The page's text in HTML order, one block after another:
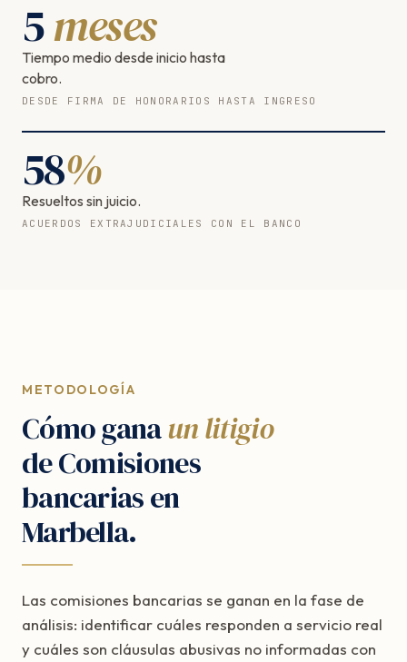
5meses
Tiempo medio desde inicio hasta
cobro.
DESDE FIRMA DE HONORARIOS HASTA INGRESO
58%
Resueltos sin juicio.
ACUERDOS EXTRAJUDICIALES CON EL BANCO
METODOLOGÍA
Cómo ganaun litigio
de Comisiones
bancarias en
Marbella.
Las comisiones bancarias se ganan en la fase de
análisis: identificar cuáles responden a servicio real
y cuáles son cláusulas abusivas no informadas con